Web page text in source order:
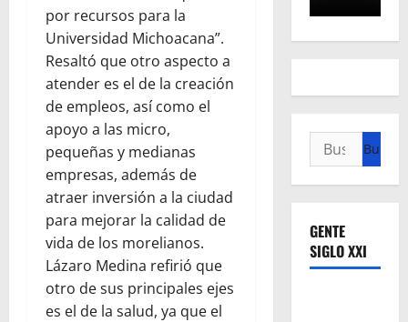
por recursos para la
Universidad Michoacana”.
Resaltó que otro aspecto a
atender es el de la creación
de empleos, así como el
apoyo a las micro,
pequeñas y medianas
empresas, además de
atraer inversión a la ciudad
para mejorar la calidad de
vida de los morelianos.
Lázaro Medina refirió que
otro de sus principales ejes
es el de la salud, ya que el
Buscar:
GENTE
SIGLO XXI